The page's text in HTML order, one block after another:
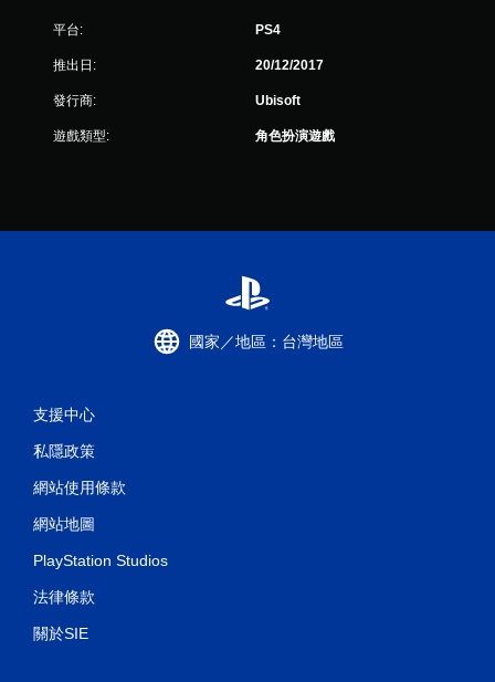
平台: PS4
推出日: 20/12/2017
發行商: Ubisoft
遊戲類型: 角色扮演遊戲
國家／地區：台灣地區
支援中心
私隱政策
網站使用條款
網站地圖
PlayStation Studios
法律條款
關於SIE